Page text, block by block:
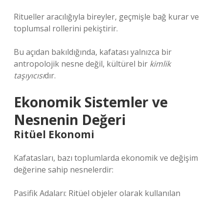
Ritueller aracılığıyla bireyler, geçmişle bağ kurar ve
toplumsal rollerini pekiştirir.
Bu açıdan bakıldığında, kafatası yalnızca bir
antropolojik nesne değil, kültürel bir kimlik
taşıyıcısıdır.
Ekonomik Sistemler ve
Nesnenin Değeri
Ritüel Ekonomi
Kafatasları, bazı toplumlarda ekonomik ve değişim
değerine sahip nesnelerdir:
Pasifik Adaları: Ritüel objeler olarak kullanılan